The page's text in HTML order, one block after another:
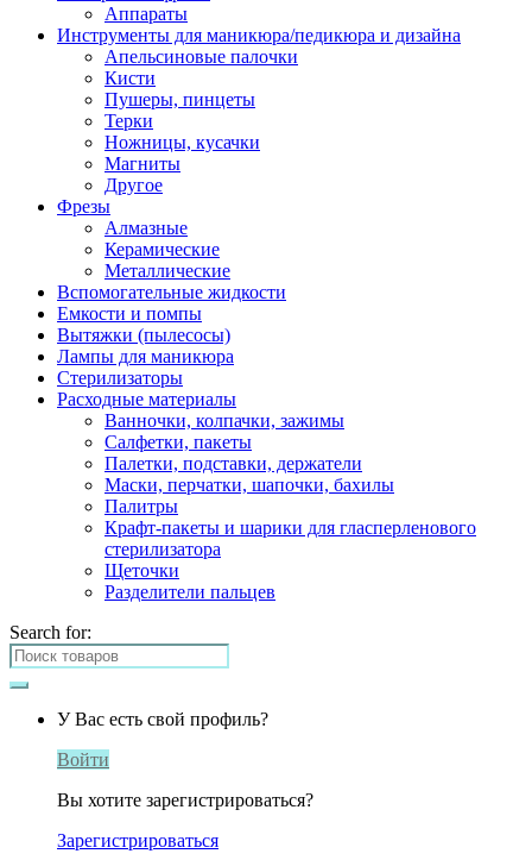
Аппараты
Инструменты для маникюра/педикюра и дизайна
Апельсиновые палочки
Кисти
Пушеры, пинцеты
Терки
Ножницы, кусачки
Магниты
Другое
Фрезы
Алмазные
Керамические
Металлические
Вспомогательные жидкости
Емкости и помпы
Вытяжки (пылесосы)
Лампы для маникюра
Стерилизаторы
Расходные материалы
Ванночки, колпачки, зажимы
Салфетки, пакеты
Палетки, подставки, держатели
Маски, перчатки, шапочки, бахилы
Палитры
Крафт-пакеты и шарики для гласперленового
стерилизатора
Щеточки
Разделители пальцев
Search for:
У Вас есть свой профиль?
Войти
Вы хотите зарегистрироваться?
Зарегистрироваться